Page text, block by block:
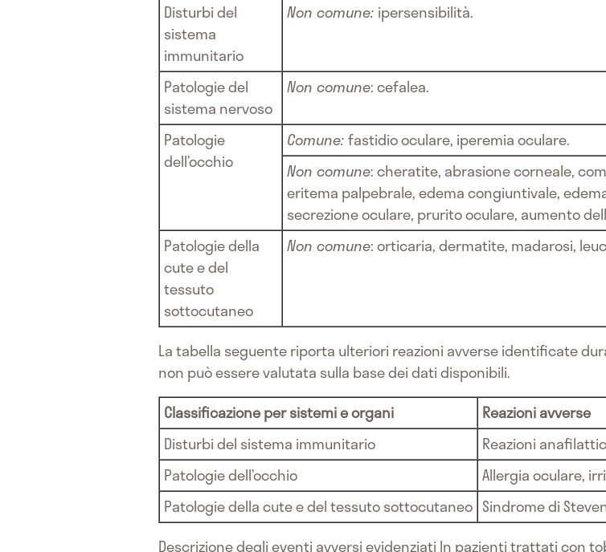
Disturbi del
sistema
immunitario
Non comune: ipersensibilità.
Patologie del
sistema nervoso
Non comune: cefalea.
Patologie
dell’occhio
Comune:fastidio oculare, iperemia oculare.
Non comune: cheratite, abrasione corneale,
eritema palpebrale, edema congiuntivale,
secrezione oculare, prurito oculare, aumento
Patologie della
cute e del
tessuto
sottocutaneo
Non comune: orticaria, dermatite, madarosi,
La tabella seguente riporta ulteriori reazioni avverse identificate
non può essere valutata sulla base dei dati disponibili.
Classificazione per sistemi e organi
Reazioni avverse
Disturbi del sistema immunitario
Reazioni
Patologie dell’occhio
Allergia oculare,
Patologie della cute e del tessuto sottocutaneo Sindrome di
Descrizione degli eventi avversi evidenziati In pazienti trattati con